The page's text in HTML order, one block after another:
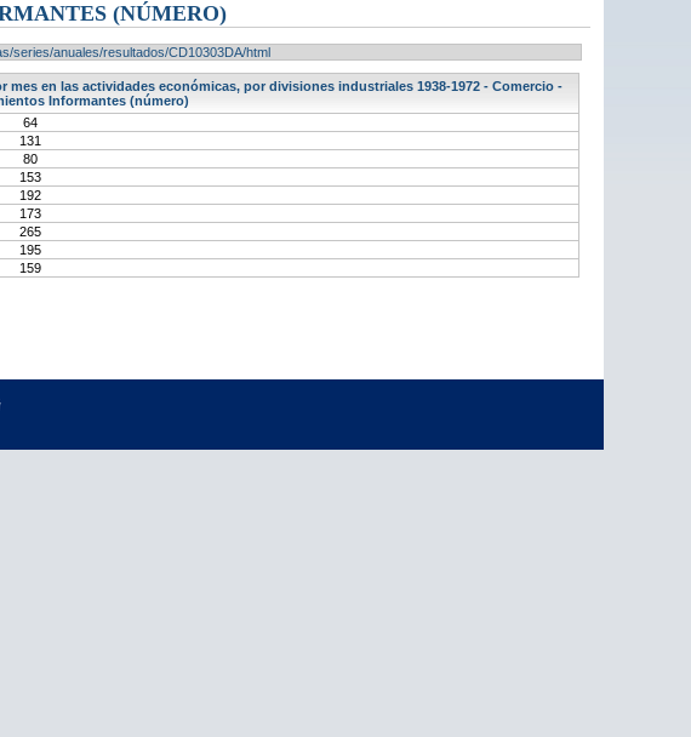
(NÚMERO)
series/anuales/resultados/CD10303DA/html
en las actividades económicas, por divisiones industriales 1938-1972 - Comercio -
Informantes (número)
64
131
80
153
192
173
265
195
159